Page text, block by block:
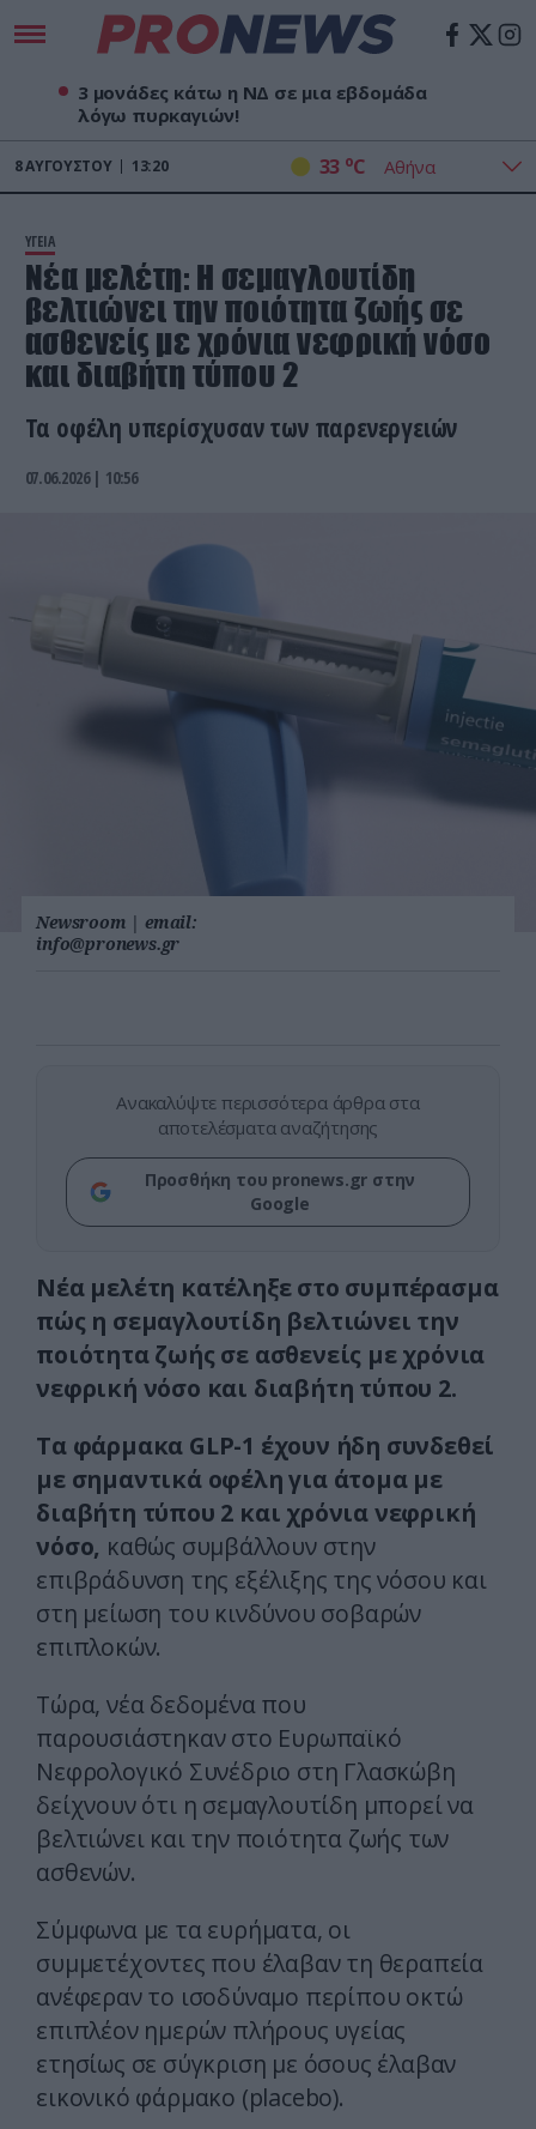
3 μονάδες κάτω η ΝΔ σε μια εβδομάδα
λόγω πυρκαγιών!
8ΑΥΓΟΎΣΤΟΥ 13:20 33 oC
ΥΓΕΙΑ
Νέα μελέτη: Η σεμαγλουτίδη
βελτιώνει την ποιότητα ζωής σε
ασθενείς με χρόνια νεφρική νόσο
και διαβήτη τύπου 2
Τα οφέλη υπερίσχυσαν των παρενεργειών
07.06.2026 | 10:56
Newsroom | email:
info@pronews.gr
Ανακαλύψτε περισσότερα άρθρα στα
αποτελέσματα αναζήτησης
Προσθήκη του pronews.gr στην
Google
Νέα μελέτη κατέληξε στο συμπέρασμα
πώς η σεμαγλουτίδη βελτιώνει την
ποιότητα ζωής σε ασθενείς με χρόνια
νεφρική νόσο και διαβήτη τύπου 2.
Τα φάρμακα GLP-1 έχουν ήδη συνδεθεί
με σημαντικά οφέλη για άτομα με
διαβήτη τύπου 2 και χρόνια νεφρική
νόσο, καθώς συμβάλλουν στην
επιβράδυνση της εξέλιξης της νόσου και
στη μείωση του κινδύνου σοβαρών
επιπλοκών.
Τώρα, νέα δεδομένα που
παρουσιάστηκαν στο Ευρωπαϊκό
Νεφρολογικό Συνέδριο στη Γλασκώβη
δείχνουν ότι η σεμαγλουτίδη μπορεί να
βελτιώνει και την ποιότητα ζωής των
ασθενών.
Σύμφωνα με τα ευρήματα, οι
συμμετέχοντες που έλαβαν τη θεραπεία
ανέφεραν το ισοδύναμο περίπου οκτώ
επιπλέον ημερών πλήρους υγείας
ετησίως σε σύγκριση με όσους έλαβαν
εικονικό φάρμακο (placebo).